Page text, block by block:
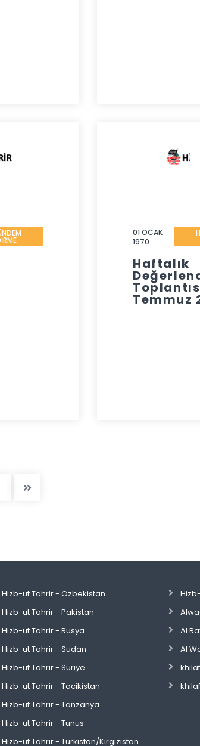
01 OCAK
1970
Haftalık
Temmuz
Hizb-ut Tahrir - Özbekistan
Hizb-ut Tahrir - Pakistan
Hizb-ut Tahrir - Rusya
Hizb-ut Tahrir - Sudan
Hizb-ut Tahrir - Suriye
Hizb-ut Tahrir - Tacikistan
Hizb-ut Tahrir - Tanzanya
Hizb-ut Tahrir - Tunus
Hizb-ut Tahrir - Türkistan/Kırgızistan
Al
Al